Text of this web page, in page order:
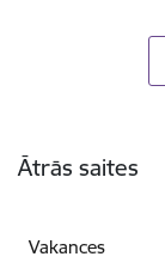
Ātrās saites
Vakances